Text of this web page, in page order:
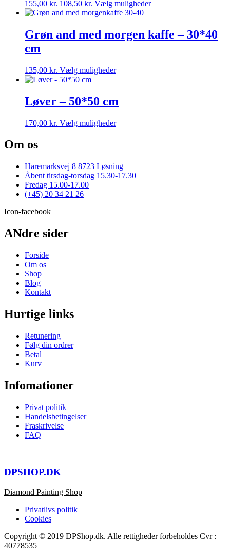
kan
vælges
varesiden
155,00kr. Den
oprindelige
155,00 kr..
108,50 kr. Den
aktuelle
er:
108,50 kr..
Vælg mulighederDette
flere
varianter.
Grøn and med morgen kaffe – 30*40
cm
135,00 kr. Vælg mulighederDette
varianter.
kan
Løver – 50*50 cm
170,00 kr. Vælg mulighederDette
Mulighederne
kan
Om os
Haremarksvej 8 8723 Løsning
Åbent tirsdag-torsdag 15.30-17.30
Fredag 15.00-17.00
(+45) 20 34 21 26
Icon-facebook
ANdre sider
Forside
Om os
Shop
Blog
Kontakt
Hurtige links
Retunering
Følg din ordrer
Betal
Kurv
Infomationer
Privat politik
Handelsbetingelser
Fraskrivelse
FAQ
DPSHOP.DK
Diamond Painting Shop
Privatlivs politik
Cookies
Copyright © 2019 DPShop.dk. Alle rettigheder forbeholdes Cvr :
40778535